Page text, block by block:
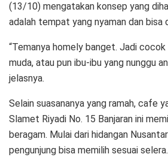
(13/10) mengatakan konsep yang
adalah tempat yang nyaman dan bisa
“Temanya homely banget. Jadi
muda, atau pun ibu-ibu yang nunggu
jelasnya.
Selain suasananya yang ramah, cafe
Slamet Riyadi No. 15 Banjaran ini
beragam. Mulai dari hidangan
pengunjung bisa memilih sesuai